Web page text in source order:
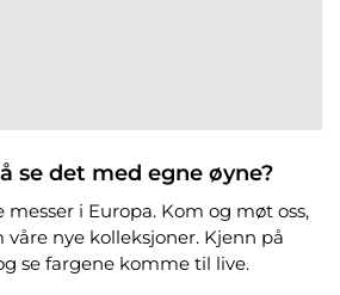
se det med egne øyne?
i Europa. Kom og møt oss,
våre nye kolleksjoner. Kjenn på
se fargene komme til live.